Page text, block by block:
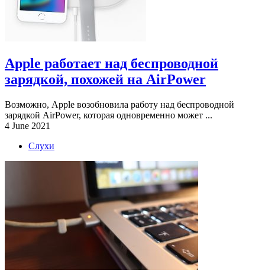
Apple работает над беспроводной
зарядкой, похожей на AirPower
Возможно, Apple возобновила работу над беспроводной
зарядкой AirPower, которая одновременно может ...
4 June 2021
Слухи